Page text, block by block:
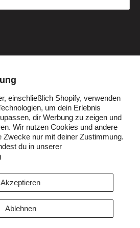
einschließlich Shopify, verwenden
um dein Erlebnis
dir Werbung zu zeigen und
Wir nutzen Cookies und andere
Zwecke nur mit deiner Zustimmung.
du in unserer
Akzeptieren
Ablehnen